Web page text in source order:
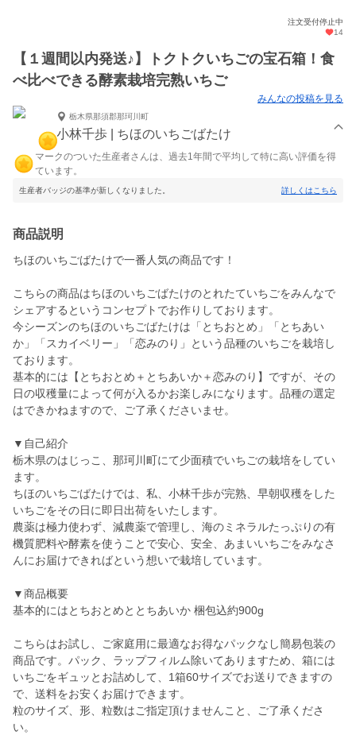
注文受付停止中
14
【１週間以内発送♪】トクトクいちごの宝石箱！食
べ比べできる酵素栽培完熟いちご
みんなの投稿を見る
栃木県那須郡那珂川町
小林千歩 | ちほのいちごばたけ
マークのついた生産者さんは、過去1年間で平均して特に高い評価を得
ています。
生産者バッジの基準が新しくなりました。 詳しくはこちら
商品説明
ちほのいちごばたけで一番人気の商品です！
こちらの商品はちほのいちごばたけのとれたていちごをみんなで
シェアするというコンセプトでお作りしております。
今シーズンのちほのいちごばたけは「とちおとめ」「とちあい
か」「スカイベリー」「恋みのり」という品種のいちごを栽培し
ております。
基本的には【とちおとめ＋とちあいか＋恋みのり】ですが、その
日の収穫量によって何が入るかお楽しみになります。品種の選定
はできかねますので、ご了承くださいませ。
▼自己紹介
栃木県のはじっこ、那珂川町にて少面積でいちごの栽培をしてい
ます。
ちほのいちごばたけでは、私、小林千歩が完熟、早朝収穫をした
いちごをその日に即日出荷をいたします。
農薬は極力使わず、減農薬で管理し、海のミネラルたっぷりの有
機質肥料や酵素を使うことで安心、安全、あまいいちごをみなさ
んにお届けできればという想いで栽培しています。
▼商品概要
基本的にはとちおとめととちあいか 梱包込約900g
こちらはお試し、ご家庭用に最適なお得なパックなし簡易包装の
商品です。パック、ラップフィルム除いてありますため、箱には
いちごをギュッとお詰めして、1箱60サイズでお送りできますの
で、送料をお安くお届けできます。
粒のサイズ、形、粒数はご指定頂けませんこと、ご了承くださ
い。